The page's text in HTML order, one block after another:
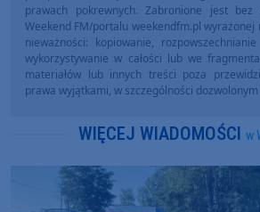
prawach pokrewnych. Zabronione jest bez
Weekend FM/portalu weekendfm.pl
nieważności: kopiowanie,
wykorzystywanie w całości lub we
materiałów lub innych treści poza
prawa wyjątkami, w szczególności
WIĘCEJ WIADOMOŚCI w